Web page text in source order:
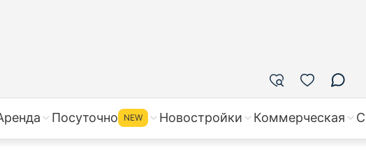
Посуточно NEW Новостройки Коммерческая